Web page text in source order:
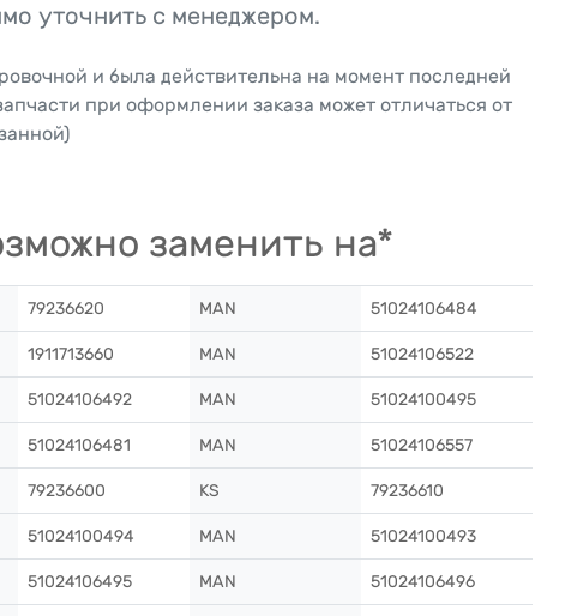
уточнить с менеджером.
и была действительна на момент последней
при оформлении заказа может отличаться от
заменить на*
79236620 MAN 51024106484
1911713660 MAN 51024106522
51024106492 MAN 51024100495
51024106481 MAN 51024106557
79236600 KS 79236610
51024100494 MAN 51024100493
51024106495 MAN 51024106496